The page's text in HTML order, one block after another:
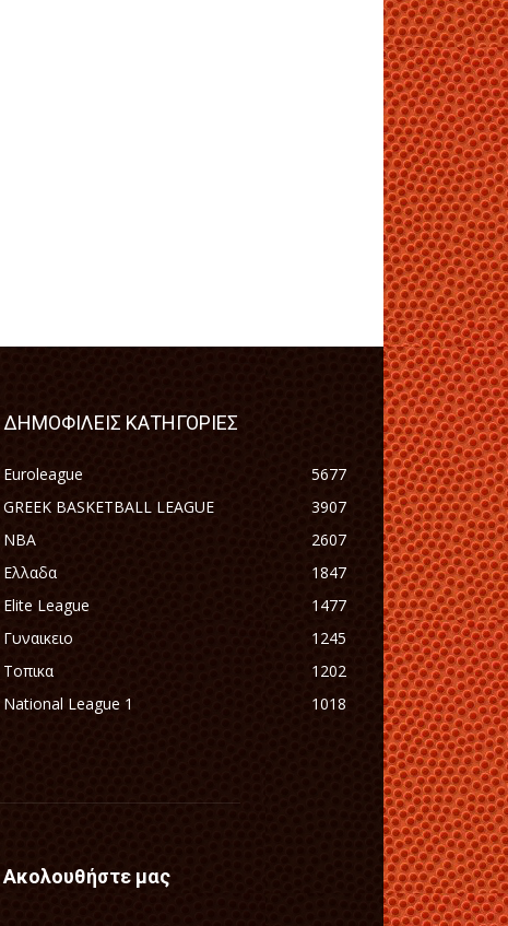
ΔΗΜΟΦΙΛΕΙΣ ΚΑΤΗΓΟΡΙΕΣ
Euroleague
5677
GREEK BASKETBALL LEAGUE
3907
NBA
2607
Ελλαδα
1847
Elite League
1477
Γυναικειο
1245
Τοπικα
1202
National League 1
1018
Ακολουθήστε μας